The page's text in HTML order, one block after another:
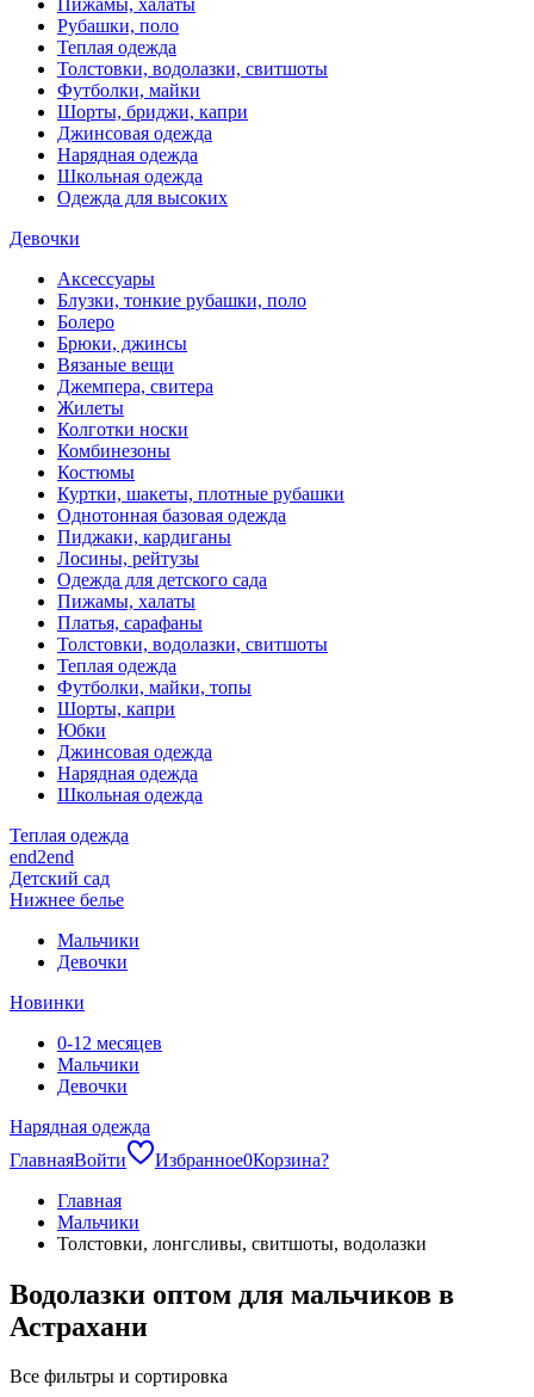
Рубашки, поло
Теплая одежда
Толстовки, водолазки, свитшоты
Футболки, майки
Шорты, бриджи, капри
Джинсовая одежда
Нарядная одежда
Школьная одежда
Одежда для высоких
Девочки
Аксессуары
Блузки, тонкие рубашки, поло
Болеро
Брюки, джинсы
Вязаные вещи
Джемпера, свитера
Жилеты
Колготки носки
Комбинезоны
Костюмы
Куртки, шакеты, плотные рубашки
Однотонная базовая одежда
Пиджаки, кардиганы
Лосины, рейтузы
Одежда для детского сада
Пижамы, халаты
Платья, сарафаны
Толстовки, водолазки, свитшоты
Теплая одежда
Футболки, майки, топы
Шорты, капри
Юбки
Джинсовая одежда
Нарядная одежда
Школьная одежда
Теплая одежда
end2end
Детский сад
Нижнее белье
Мальчики
Девочки
Новинки
0-12 месяцев
Мальчики
Девочки
Нарядная одежда
ГлавнаяВойти Избранное0Корзина?
Главная
Мальчики
Толстовки, лонгсливы, свитшоты, водолазки
Водолазки оптом для мальчиков в
Астрахани
Все фильтры и сортировка